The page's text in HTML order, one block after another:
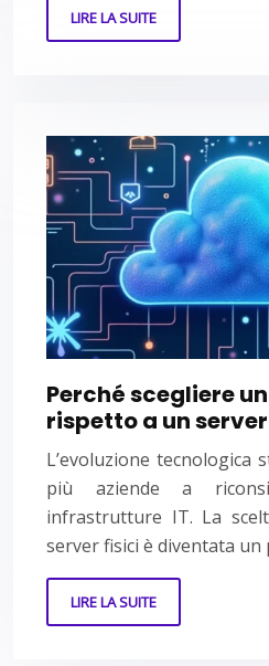
LIRE LA SUITE
Perché scegliere
rispetto a un
L’evoluzione tecnologica
più aziende a
infrastrutture IT. La
server fisici è diventata
LIRE LA SUITE